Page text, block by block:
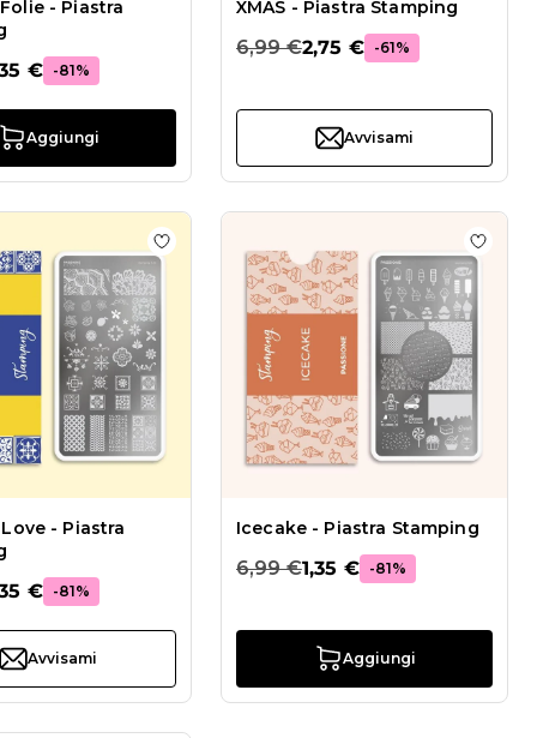
- Piastra
€ -81%
Aggiungi
XMAS - Piastra Stamping
6,99 €2,75 € -61%
Avvisami
Get Fit - Piastra Stamping
- Piastra
€ -81%
Avvisami
Aggiungi alla wishlist Sicily My Love -
Icecake - Piastra Stamping
6,99 €1,35 € -81%
Aggiungi